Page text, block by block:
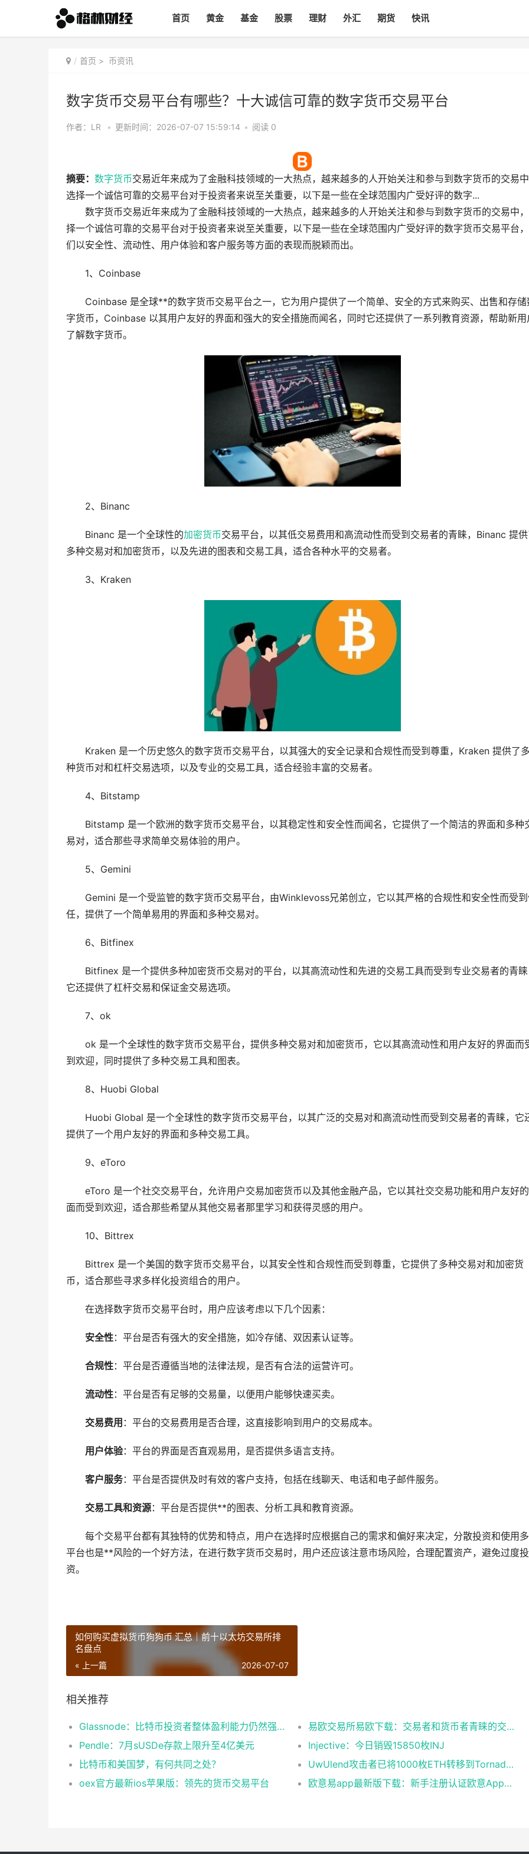
首页 黄金 基金 股票 理财 外汇 期货 快讯
首页 > 币资讯
数字货币交易平台有哪些？十大诚信可靠的数字货币交易平台
作者：LR • 更新时间：2026-07-07 15:59:14 • 阅读 0
摘要： 数字货币交易近年来成为了金融科技领域的一大热点，越来越多的人开始关注和参与到数字货币的交易
选择一个诚信可靠的交易平台对于投资者来说至关重要，以下是一些在全球范围内广受好评的数字...
数字货币交易近年来成为了金融科技领域的一大热点，越来越多的人开始关注和参与到数字货币的交易中
择一个诚信可靠的交易平台对于投资者来说至关重要，以下是一些在全球范围内广受好评的数字货币交易平台
们以安全性、流动性、用户体验和客户服务等方面的表现而脱颖而出。
1、Coinbase
Coinbase 是全球**的数字货币交易平台之一，它为用户提供了一个简单、安全的方式来购买、出售和存储
字货币，Coinbase 以其用户友好的界面和强大的安全措施而闻名，同时它还提供了一系列教育资源，帮助新用
了解数字货币。
2、Binanc
Binanc 是一个全球性的加密货币交易平台，以其低交易费用和高流动性而受到交易者的青睐，Binanc 提
多种交易对和加密货币，以及先进的图表和交易工具，适合各种水平的交易者。
3、Kraken
Kraken 是一个历史悠久的数字货币交易平台，以其强大的安全记录和合规性而受到尊重，Kraken 提供了
种货币对和杠杆交易选项，以及专业的交易工具，适合经验丰富的交易者。
4、Bitstamp
Bitstamp 是一个欧洲的数字货币交易平台，以其稳定性和安全性而闻名，它提供了一个简洁的界面和多种
易对，适合那些寻求简单交易体验的用户。
5、Gemini
Gemini 是一个受监管的数字货币交易平台，由Winklevoss兄弟创立，它以其严格的合规性和安全性而受
任，提供了一个简单易用的界面和多种交易对。
6、Bitfinex
Bitfinex 是一个提供多种加密货币交易对的平台，以其高流动性和先进的交易工具而受到专业交易者的青
它还提供了杠杆交易和保证金交易选项。
7、ok
ok 是一个全球性的数字货币交易平台，提供多种交易对和加密货币，它以其高流动性和用户友好的界面而
到欢迎，同时提供了多种交易工具和图表。
8、Huobi Global
Huobi Global 是一个全球性的数字货币交易平台，以其广泛的交易对和高流动性而受到交易者的青睐，它
提供了一个用户友好的界面和多种交易工具。
9、eToro
eToro 是一个社交交易平台，允许用户交易加密货币以及其他金融产品，它以其社交交易功能和用户友好
面而受到欢迎，适合那些希望从其他交易者那里学习和获得灵感的用户。
10、Bittrex
Bittrex 是一个美国的数字货币交易平台，以其安全性和合规性而受到尊重，它提供了多种交易对和加密货
币，适合那些寻求多样化投资组合的用户。
在选择数字货币交易平台时，用户应该考虑以下几个因素：
安全性：平台是否有强大的安全措施，如冷存储、双因素认证等。
合规性：平台是否遵循当地的法律法规，是否有合法的运营许可。
流动性：平台是否有足够的交易量，以便用户能够快速买卖。
交易费用 ：平台的交易费用是否合理，这直接影响到用户的交易成本。
用户体验：平台的界面是否直观易用，是否提供多语言支持。
客户服务：平台是否提供及时有效的客户支持，包括在线聊天、电话和电子邮件服务。
交易工具和资源：平台是否提供**的图表、分析工具和教育资源。
每个交易平台都有其独特的优势和特点，用户在选择时应根据自己的需求和偏好来决定，分散投资和使用
平台也是**风险的一个好方法，在进行数字货币交易时，用户还应该注意市场风险，合理配置资产，避免过度投
资。
如何购买虚拟货币狗狗币 汇总｜前十以太坊交易所排
名盘点
« 上一篇 2026-07-07
相关推荐
Glassnode：比特币投资者整体盈利能力仍然强劲，更大的波动即将到来
易欧交易所易欧下载：交易者和货币者青睐的交易平台
Pendle：7月sUSDe存款上限升至4亿美元
Injective：今日销毁15850枚INJ
比特币和美国梦，有何共同之处？
UwUlend攻击者已将1000枚ETH转移到Tornado Cash
oex官方最新ios苹果版：领先的货币交易平台
欧意易app最新版下载：新手注册认证欧意App下载操作教程